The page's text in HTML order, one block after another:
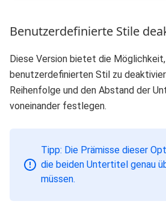
Benutzerdefinierte Stile
Diese Version bietet die
benutzerdefinierten Stil zu
Reihenfolge und den Abstand der
voneinander festlegen.
Tipp: Die Prämisse dieser
die beiden Untertitel genau
müssen.